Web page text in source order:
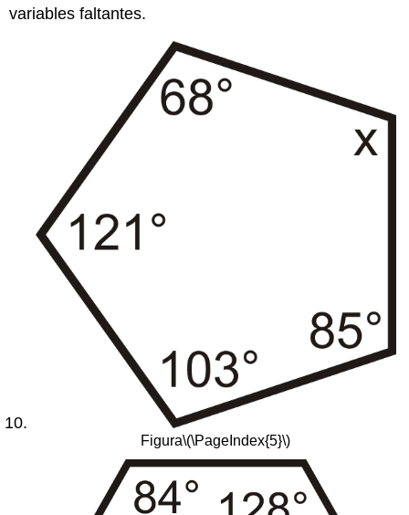
variables faltantes.
Figura\(\PageIndex{5}\)